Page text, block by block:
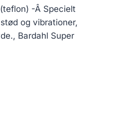
-Â Specielt
og vibrationer,
Bardahl Super